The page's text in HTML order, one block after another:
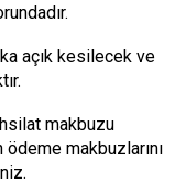
açık kesilecek ve
makbuzu
makbuzlarını